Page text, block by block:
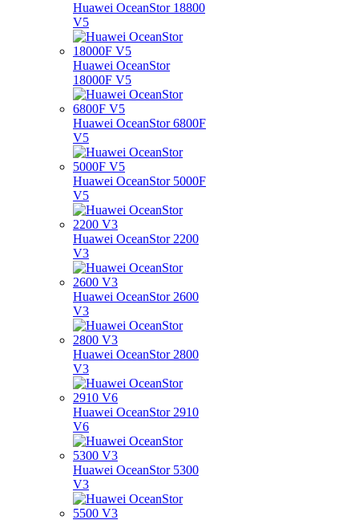
Huawei OceanStor 18800
V5
Huawei OceanStor
18000F V5
Huawei OceanStor 6800F
V5
Huawei OceanStor 5000F
V5
Huawei OceanStor 2200
V3
Huawei OceanStor 2600
V3
Huawei OceanStor 2800
V3
Huawei OceanStor 2910
V6
Huawei OceanStor 5300
V3